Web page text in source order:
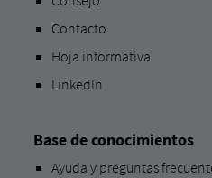
Contacto
Hoja informativa
LinkedIn
Base de conocimientos
Ayuda y preguntas